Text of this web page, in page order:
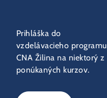
Prihláška do
vzdelávacieho programu
CNA Žilina na niektorý z
ponúkaných kurzov.